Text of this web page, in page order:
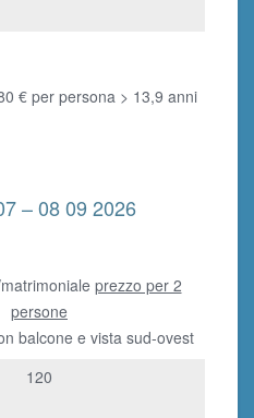
€ per persona > 13,9 anni
– 08 09 2026
prezzo per 2
persone
balcone e vista sud-ovest
120